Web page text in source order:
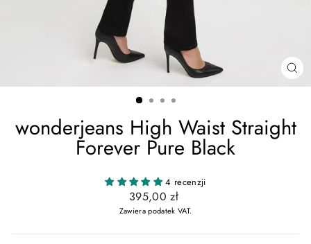
wonderjeans High Waist Straight
Forever Pure Black
4 recenzji
Normalna
cena
395,00 zł
Zawiera podatek VAT.